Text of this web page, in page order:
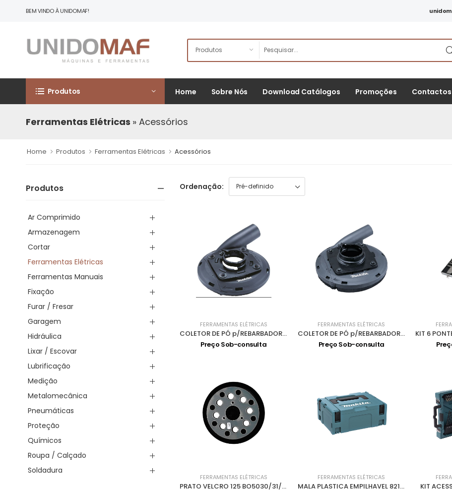
BEM VINDO À UNIDOMAF!
Produtos Home Sobre Nós Download Catálogos Promoções Contactos
Ferramentas Elétricas » Acessórios
Home Produtos Ferramentas Elétricas Acessórios
Produtos
Ar Comprimido
Armazenagem
Cortar
Ferramentas Elétricas
Ferramentas Manuais
Fixação
Furar / Fresar
Garagem
Hidráulica
Lixar / Escovar
Lubrificação
Medição
Metalomecânica
Pneumáticas
Proteção
Químicos
Roupa / Calçado
Soldadura
Ordenação:
FERRAMENTAS ELÉTRICAS
COLETOR DE PÓ p/REBARBADORA 180 195385-8
Preço Sob-consulta
FERRAMENTAS ELÉTRICAS
COLETOR DE PÓ p/REBARBADORA 115/125 195239-9
Preço Sob-consulta
FERRAMENTAS ELÉTRICAS
PRATO VELCRO 125 BO5030/31/40/41 743081-8
FERRAMENTAS ELÉTRICAS
MALA PLASTICA EMPILHAVEL 821550-0
KIT